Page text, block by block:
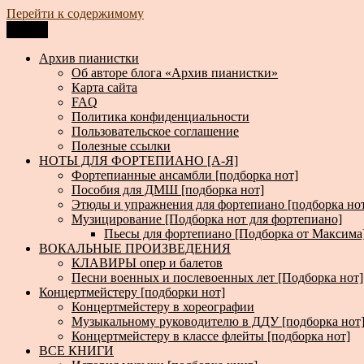
Перейти к содержимому
Архив пианистки
Всё для пианистов: ноты, книги, музыка, статьи…
Архив пианистки
Об авторе блога «Архив пианистки»
Карта сайта
FAQ
Политика конфиденциальности
Пользовательское соглашение
Полезные ссылки
НОТЫ ДЛЯ ФОРТЕПИАНО [А-Я]
Фортепианные ансамбли [подборка нот]
Пособия для ДМШ [подборка нот]
Этюды и упражнения для фортепиано [подборка
Музицирование [Подборка нот для фортепиано]
Пьесы для фортепиано [Подборка от
ВОКАЛЬНЫЕ ПРОИЗВЕДЕНИЯ
КЛАВИРЫ опер и балетов
Песни военных и послевоенных лет [Подборка нот]
Концертмейстеру [подборки нот]
Концертмейстеру в хореографии
Музыкальному руководителю в ДДУ [подборка нот]
Концертмейстеру в классе флейты [подборка нот]
ВСЕ КНИГИ